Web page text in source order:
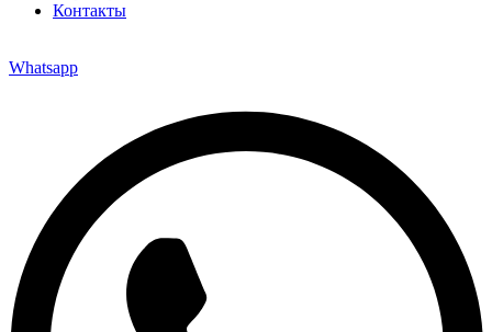
Контакты
Whatsapp